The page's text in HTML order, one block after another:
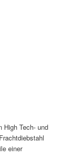
High Tech- und
einer